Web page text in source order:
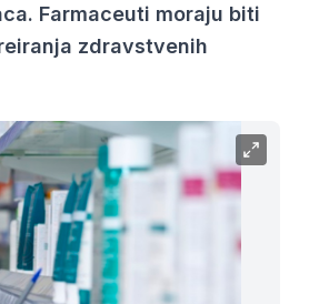
Farmaceuti moraju biti
zdravstvenih